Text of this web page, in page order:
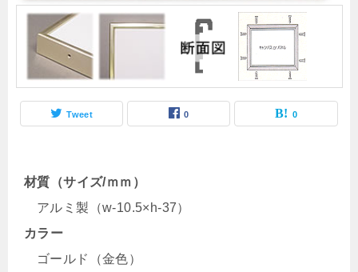
Tweet 0 0
材質（サイズ/ｍｍ）
アルミ製（w-10.5×h-37）
カラー
ゴールド（金色）